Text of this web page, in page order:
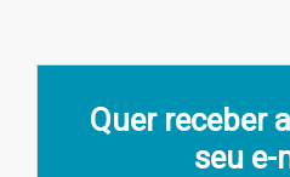
Quer receber
seu e-